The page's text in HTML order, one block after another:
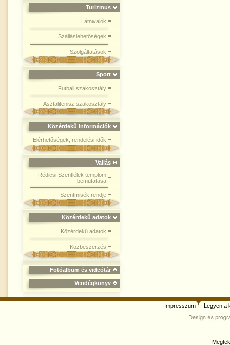
Turizmus
Látnivalók
Szálláslehetőségek
Szolgáltatások
Sport
Futball szakosztály
Asztalitenisz szakosztály
Közérdekű információk
Elérhetőségek, rendelési idők
Vallás
Rédicsi Szentlélek templom
bemutatása
Szentmisék rendje
Közérdekű adatok
Közérdekű adatok
Közbeszerzés
Fotóalbum és videótár
Vendégkönyv
Impresszum Legyen a